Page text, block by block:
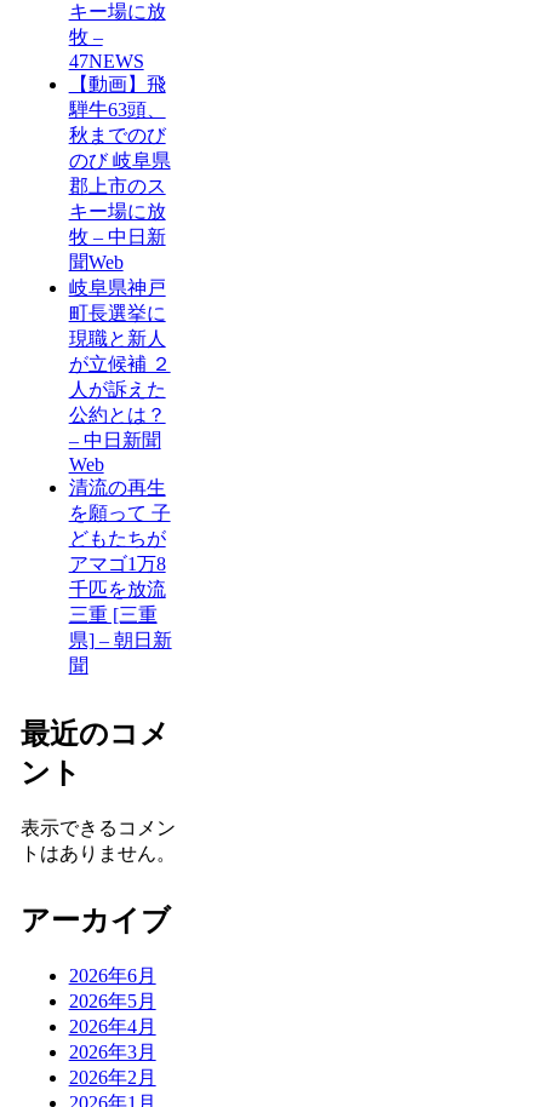
キー場に放
牧 –
47NEWS
【動画】飛
騨牛63頭、
秋までのび
のび 岐阜県
郡上市のス
キー場に放
牧 – 中日新
聞Web
岐阜県神戸
町長選挙に
現職と新人
が立候補 ２
人が訴えた
公約とは？
– 中日新聞
Web
清流の再生
を願って 子
どもたちが
アマゴ1万8
千匹を放流
三重 [三重
県] – 朝日新
聞
最近のコメ
ント
表示できるコメン
トはありません。
アーカイブ
2026年6月
2026年5月
2026年4月
2026年3月
2026年2月